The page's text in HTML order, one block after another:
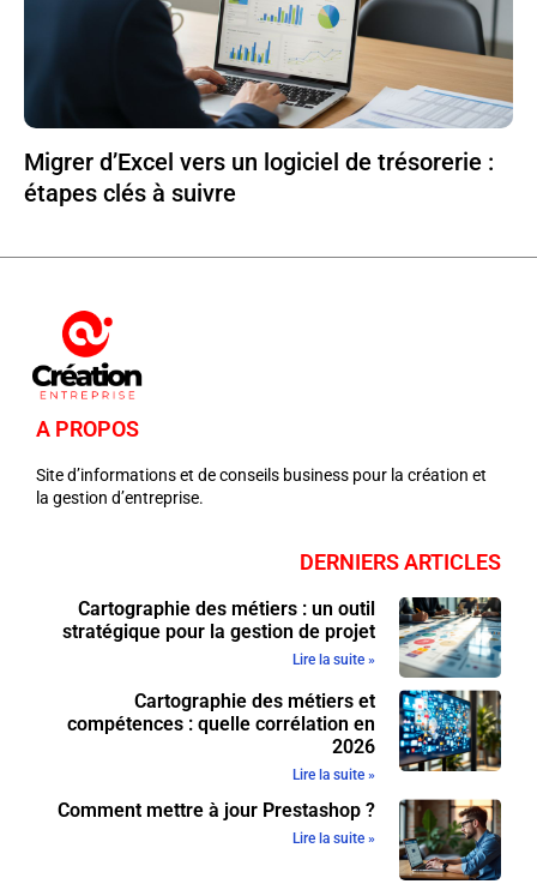
Migrer d’Excel vers un logiciel de trésorerie :
étapes clés à suivre
A PROPOS
Site d’informations et de conseils business pour la création et
la gestion d’entreprise.
DERNIERS ARTICLES
Cartographie des métiers : un outil
stratégique pour la gestion de projet
Lire la suite »
Cartographie des métiers et
compétences : quelle corrélation en
2026
Lire la suite »
Comment mettre à jour Prestashop ?
Lire la suite »